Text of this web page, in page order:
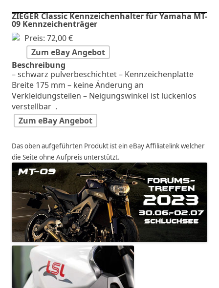
ZIEGER Classic Kennzeichenhalter für Yamaha MT-
09 Kennzeichenträger
Preis: 72,00 €
Zum eBay Angebot
Beschreibung
– schwarz pulverbeschichtet – Kennzeichenplatte
Breite 175 mm – keine Änderung an
Verkleidungsteilen – Neigungswinkel ist lückenlos
verstellbar .
Zum eBay Angebot
Das oben aufgeführten Produkt ist ein eBay Affiliatelink welcher
die Seite ohne Aufpreis unterstützt.